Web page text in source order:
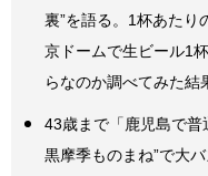
裏”を語る。1杯あたり
京ドームで生ビール1
らなのか調べてみた結
43歳まで「鹿児島で普
黒摩季ものまね”で大